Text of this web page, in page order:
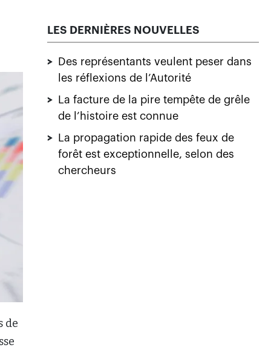
de
LES DERNIÈRES NOUVELLES
>
Des représentants veulent peser dans
les réflexions de l’Autorité
>
La facture de la pire tempête de grêle
de l’histoire est connue
>
La propagation rapide des feux de
forêt est exceptionnelle, selon des
chercheurs